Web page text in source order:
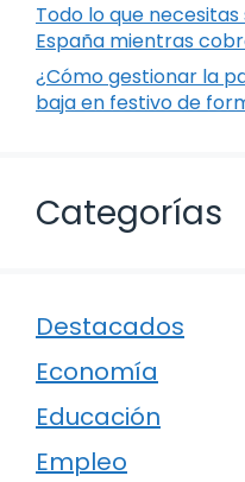
Todo lo que
España mientras
¿Cómo gestionar la
baja en festivo de
Categorías
Destacados
Economía
Educación
Empleo